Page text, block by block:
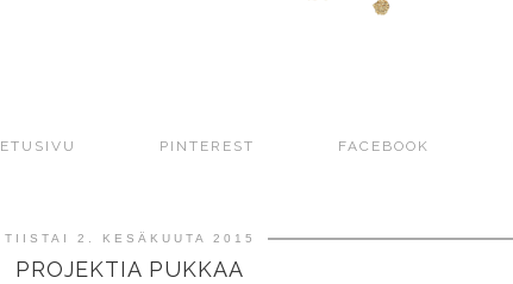
ETUSIVU PINTEREST FACEBOOK
TIISTAI 2. KESÄKUUTA 2015
PROJEKTIA PUKKAA